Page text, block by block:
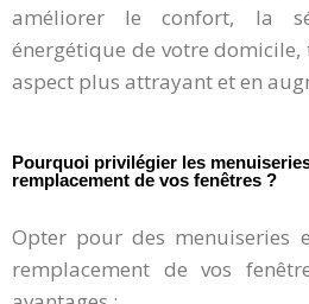
améliorer le confort, la
énergétique de votre
aspect plus attrayant et en
Pourquoi privilégier les
remplacement de vos fenêtres ?
Opter pour des menuiseries
remplacement de vos